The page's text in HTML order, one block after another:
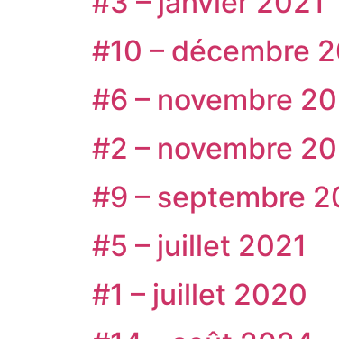
#10 – décembre
#6 – novembre
#2 – novembre
#9 – septembre
#5 – juillet 2021
#1 – juillet 2020